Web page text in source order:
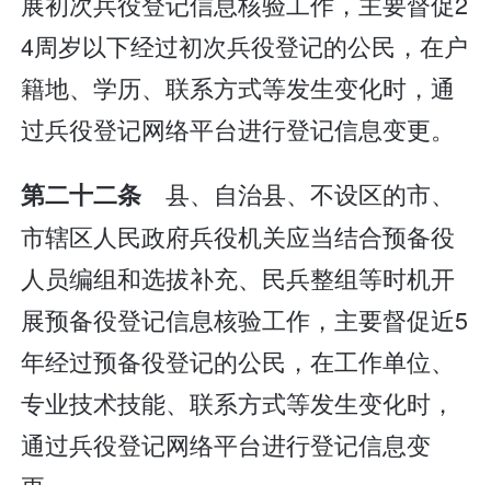
4周岁以下经过初次兵役登记的公民，在户
籍地、学历、联系方式等发生变化时，通
过兵役登记网络平台进行登记信息变更。
第二十二条 县、自治县、不设区的市、
市辖区人民政府兵役机关应当结合预备役
人员编组和选拔补充、民兵整组等时机开
展预备役登记信息核验工作，主要督促近5
年经过预备役登记的公民，在工作单位、
专业技术技能、联系方式等发生变化时，
通过兵役登记网络平台进行登记信息变